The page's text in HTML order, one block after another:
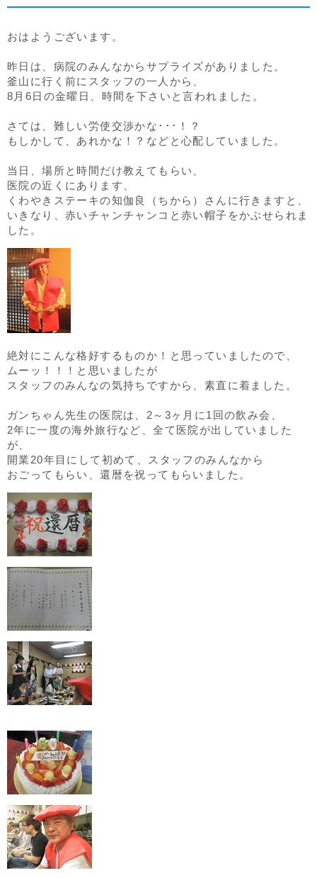
おはようございます。
昨日は、病院のみんなからサプライズがありました。
釜山に行く前にスタッフの一人から、
8月6日の金曜日、時間を下さいと言われました。
さては、難しい労使交渉かな･･･！？
もしかして、あれかな！？などと心配していました。
当日、場所と時間だけ教えてもらい、
医院の近くにあります、
くわやきステーキの知伽良（ちから）さんに行きますと、
いきなり、赤いチャンチャンコと赤い帽子をかぶせられま
した。
絶対にこんな格好するものか！と思っていましたので、
ムーッ！！！と思いましたが
スタッフのみんなの気持ちですから、素直に着ました。
ガンちゃん先生の医院は、2～3ヶ月に1回の飲み会、
2年に一度の海外旅行など、全て医院が出していました
が、
開業20年目にして初めて、スタッフのみんなから
おごってもらい、還暦を祝ってもらいました。